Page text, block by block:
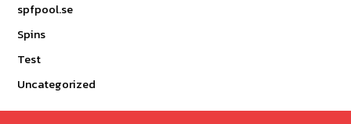
spfpool.se
Spins
Test
Uncategorized